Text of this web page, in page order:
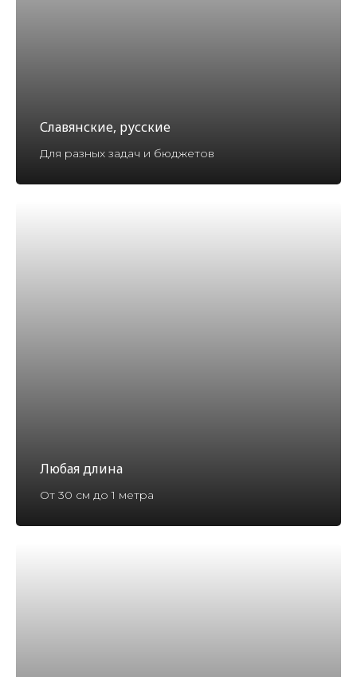
Славянские, русские
Для разных задач и бюджетов
Любая длина
От 30 см до 1 метра